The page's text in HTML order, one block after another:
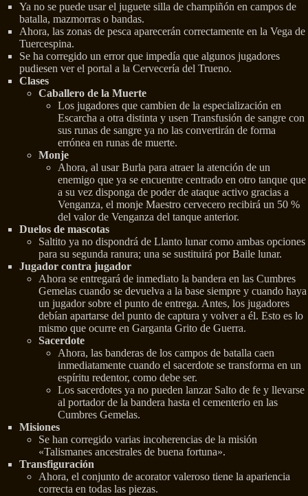
Ya no se puede usar el juguete silla de champiñón en campos de
batalla, mazmorras o bandas.
Ahora, las zonas de pesca aparecerán correctamente en la Vega de
Tuercespina.
Se ha corregido un error que impedía que algunos jugadores
pudiesen ver el portal a la Cervecería del Trueno.
Clases
Caballero de la Muerte
Los jugadores que cambien de la especialización en
Escarcha a otra distinta y usen Transfusión de sangre con
sus runas de sangre ya no las convertirán de forma
errónea en runas de muerte.
Monje
Ahora, al usar Burla para atraer la atención de un
enemigo que ya se encuentre centrado en otro tanque que
a su vez disponga de poder de ataque activo gracias a
Venganza, el monje Maestro cervecero recibirá un 50 %
del valor de Venganza del tanque anterior.
Duelos de mascotas
Saltito ya no dispondrá de Llanto lunar como ambas opciones
para su segunda ranura; una se sustituirá por Baile lunar.
Jugador contra jugador
Ahora se entregará de inmediato la bandera en las Cumbres
Gemelas cuando se devuelva a la base siempre y cuando haya
un jugador sobre el punto de entrega. Antes, los jugadores
debían apartarse del punto de captura y volver a él. Esto es lo
mismo que ocurre en Garganta Grito de Guerra.
Sacerdote
Ahora, las banderas de los campos de batalla caen
inmediatamente cuando el sacerdote se transforma en un
espíritu redentor, como debe ser.
Los sacerdotes ya no pueden lanzar Salto de fe y llevarse
al portador de la bandera hasta el cementerio en las
Cumbres Gemelas.
Misiones
Se han corregido varias incoherencias de la misión
«Talismanes ancestrales de buena fortuna».
Transfiguración
Ahora, el conjunto de acorator valeroso tiene la apariencia
correcta en todas las piezas.